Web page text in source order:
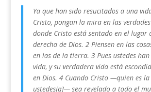
Ya que han sido resucitados a una
Cristo, pongan la mira en las
donde Cristo está sentado en el lugar
derecha de Dios. 2 Piensen en las
en las de la tierra. 3 Pues ustedes
vida, y su verdadera vida está
en Dios. 4 Cuando Cristo —quien es la
ustedes[a]— sea revelado a todo el